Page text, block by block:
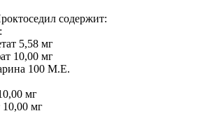
содержит:
5,58 мг
10,00 мг
100 М.Е.
мг
10,00 мг